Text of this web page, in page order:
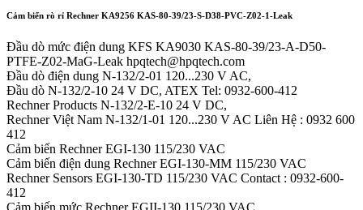
Cảm biến rò rỉ Rechner KA9256 KAS-80-39/23-S-D38-PVC-Z02-1-Leak
Đầu dò mức điện dung KFS KA9030 KAS-80-39/23-A-D50-
PTFE-Z02-MaG-Leak hpqtech@hpqtech.com
Đầu dò điện dung N-132/2-01 120...230 V AC,
Đầu dò N-132/2-10 24 V DC, ATEX Tel: 0932-600-412
Rechner Products N-132/2-E-10 24 V DC,
Rechner Việt Nam N-132/1-01 120...230 V AC Liên Hệ : 0932 600
412
Cảm biến Rechner EGI-130 115/230 VAC
Cảm biến điện dung Rechner EGI-130-MM 115/230 VAC
Rechner Sensors EGI-130-TD 115/230 VAC Contact : 0932-600-
412